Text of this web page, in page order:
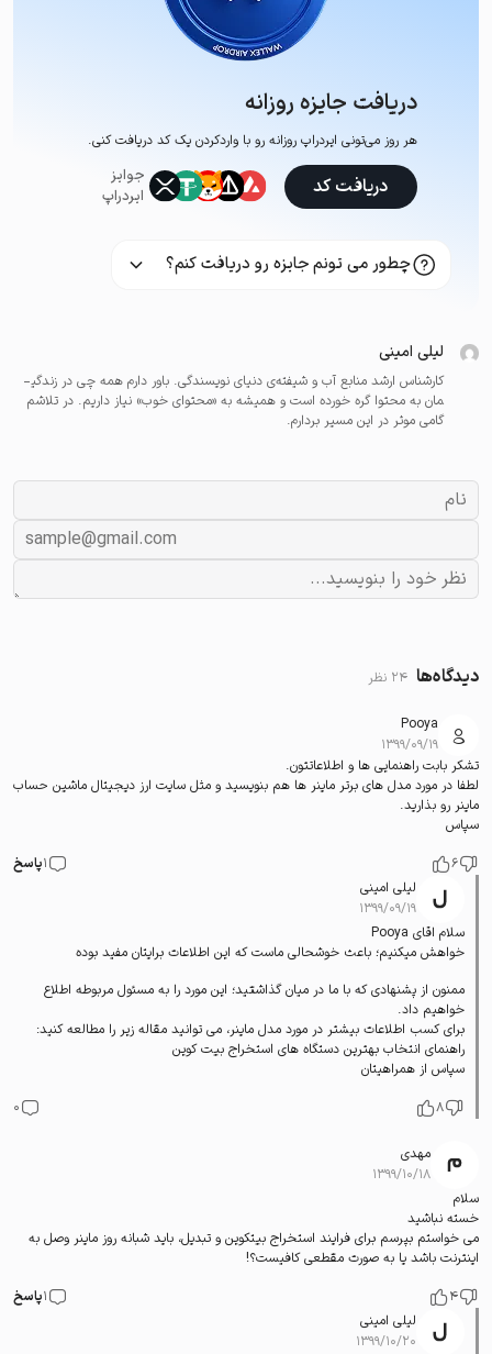
دریافت جایزه روزانه
هر روز می‌تونی ایردراپ روزانه رو با وارد‌کردن یک کد دریافت کنی.
جوایز
ایردراپ
دریافت کد
چطور می تونم جایزه رو دریافت کنم؟
لیلی امینی
کارشناس ارشد منابع آب و شیفته­‌ی دنیای نویسندگی. باور دارم همه چی در زندگی­
مان به محتوا گره خورده است و همیشه به «محتوای خوب» نیاز داریم. در تلاشم
گامی موثر در این مسیر بردارم.
دیدگاه‌ها 24 نظر
Pooya
۱۳۹۹/۰۹/۱۹
تشکر بابت راهنمایی ها و اطلاعاتتون.
لطفا در مورد مدل های برتر ماینر ها هم بنویسید و مثل سایت ارز دیجیتال ماشین حساب
ماینر رو بذارید.
سپاس
6
1پاسخ
لیلی امینی
۱۳۹۹/۰۹/۱۹
سلام اقای Pooya
خواهش میکنیم؛ باعث خوشحالی ماست که این اطلاعات برایتان مفید بوده
ممنون از پشنهادی که با ما در میان گذاشتید؛ این مورد را به مسئول مربوطه اطلاع
خواهیم داد.
برای کسب اطلاعات بیشتر در مورد مدل ماینر، می توانید مقاله زیر را مطالعه کنید:
راهنمای انتخاب بهترین دستگاه های استخراج بیت کوین
سپاس از همراهیتان
8
0
مهدی
۱۳۹۹/۱۰/۱۸
سلام
خسته نباشید
می خواستم بپرسم برای فرایند استخراج بیتکوین و تبدیل، باید شبانه روز ماینر وصل به
اینترنت باشد یا به صورت مقطعی کافیست؟!
4
1پاسخ
لیلی امینی
۱۳۹۹/۱۰/۲۰